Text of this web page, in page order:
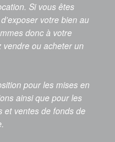
Si vous êtes
votre bien au
donc à votre
vendre ou acheter un
pour les mises en
ainsi que pour les
et ventes de fonds de